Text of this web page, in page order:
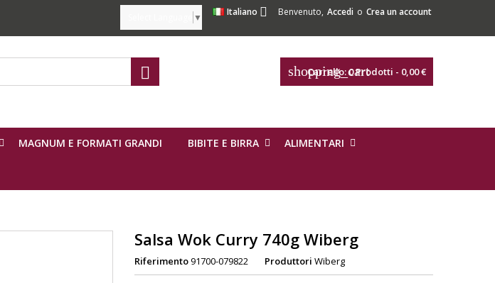
Benvenuto, Accedi o Crea un account
Italiano 
▼
shopping_cart
Carrello:0Prodotti - 0,00 €

MAGNUM E FORMATI GRANDI BIBITE E BIRRA ALIMENTARI
Salsa Wok Curry 740g Wiberg
Riferimento91700-079822 Produttori Wiberg